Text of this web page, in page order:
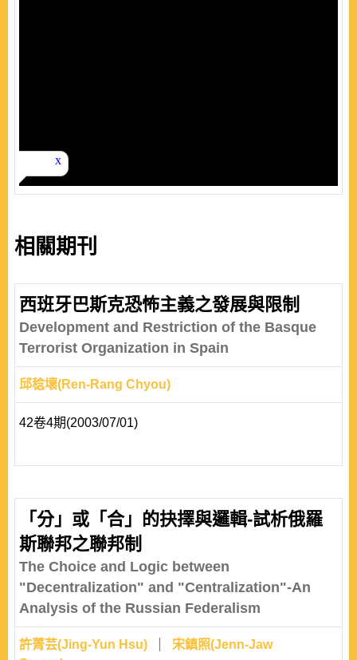
相關期刊
西班牙巴斯克恐怖主義之發展與限制
Development and Restriction of the Basque
Terrorist Organization in Spain
邱稔壞(Ren-Rang Chyou)
42卷4期(2003/07/01)
「分」或「合」的抉擇與邏輯-試析俄羅
斯聯邦之聯邦制
The Choice and Logic between
"Decentralization" and "Centralization"-An
Analysis of the Russian Federalism
許菁芸(Jing-Yun Hsu)
宋鎮照(Jenn-Jaw